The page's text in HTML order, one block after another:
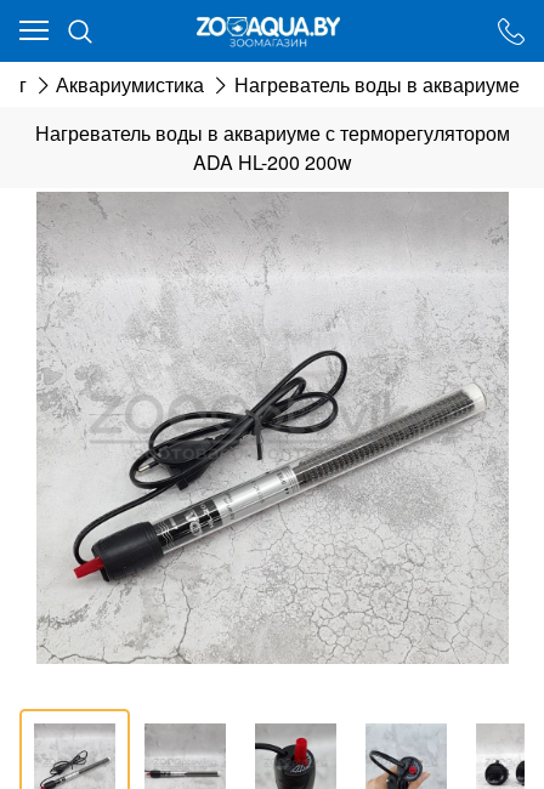
Аквариумистика
Нагреватель воды в аквариуме
Нагреватель воды в аквариуме с терморегулятором
ADA HL-200 200w
Ваш город - Минск,
ДА НЕТ